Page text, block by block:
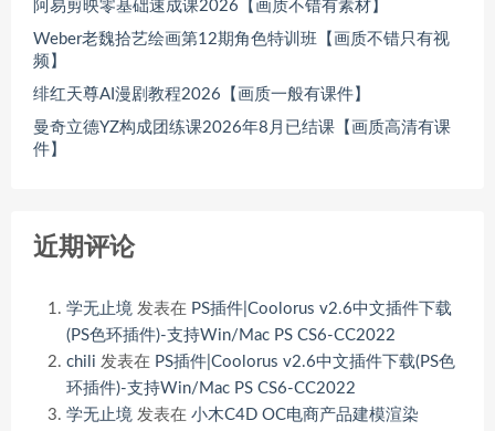
阿易剪映零基础速成课2026【画质不错有素材】
Weber老魏拾艺绘画第12期角色特训班【画质不错只有视
频】
绯红天尊AI漫剧教程2026【画质一般有课件】
曼奇立德YZ构成团练课2026年8月已结课【画质高清有课
件】
近期评论
学无止境 发表在 PS插件|Coolorus v2.6中文插件下载
(PS色环插件)-支持Win/Mac PS CS6-CC2022
chili 发表在 PS插件|Coolorus v2.6中文插件下载(PS色
环插件)-支持Win/Mac PS CS6-CC2022
学无止境 发表在 小木C4D OC电商产品建模渲染